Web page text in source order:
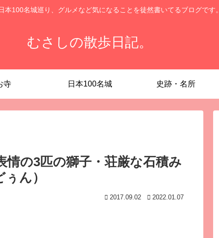
本100名城巡り、グルメなど気になることを徒然書いてるブログです。
むさしの散歩日記。
寺 日本100名城 史跡・名所
の3匹の獅子・荘厳な石積み
ん）
2017.09.02 2022.01.07